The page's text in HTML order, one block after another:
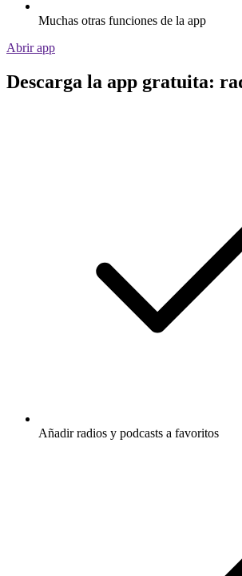
Muchas otras funciones de la app
Abrir app
Descarga la app gratuita:
Añadir radios y podcasts a favoritos